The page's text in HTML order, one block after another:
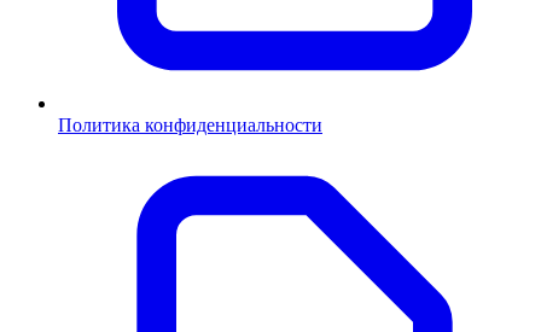
Политика конфиденциальности